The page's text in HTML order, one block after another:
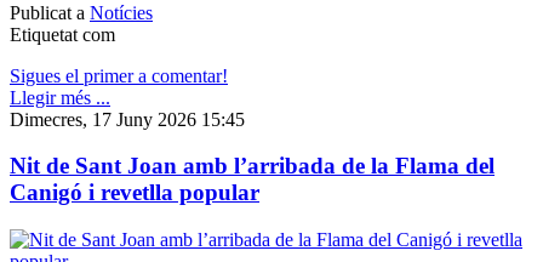
Publicat a Notícies
Etiquetat com
Sigues el primer a comentar!
Llegir més ...
Dimecres, 17 Juny 2026 15:45
Nit de Sant Joan amb l’arribada de la Flama del
Canigó i revetlla popular